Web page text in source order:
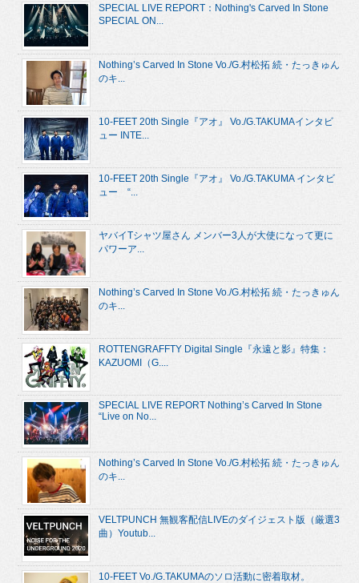
SPECIAL LIVE REPORT：Nothing's Carved In Stone
SPECIAL ON...
Nothing’s Carved In Stone Vo./G.村松拓 続・たっきゅん
のキ...
10-FEET 20th Single『アオ』 Vo./G.TAKUMAインタビ
ュー INTE...
10-FEET 20th Single『アオ』 Vo./G.TAKUMA インタビ
ュー “...
ヤバイTシャツ屋さん メンバー3人が大使になって更に
パワーア...
Nothing’s Carved In Stone Vo./G.村松拓 続・たっきゅん
のキ...
ROTTENGRAFFTY Digital Single『永遠と影』特集：
KAZUOMI（G....
SPECIAL LIVE REPORT Nothing’s Carved In Stone
“Live on No...
Nothing’s Carved In Stone Vo./G.村松拓 続・たっきゅん
のキ...
VELTPUNCH 無観客配信LIVEのダイジェスト版（厳選3
曲）Youtub...
10-FEET Vo./G.TAKUMAのソロ活動に密着取材。